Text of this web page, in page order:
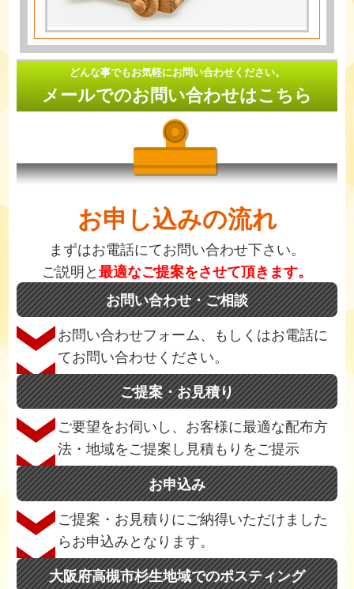
どんな事でもお気軽にお問い合わせください。
メールでのお問い合わせはこちら
お申し込みの流れ
まずはお電話にてお問い合わせ下さい。
ご説明と最適なご提案をさせて頂きます。
お問い合わせ・ご相談
お問い合わせフォーム、もしくはお電話に
てお問い合わせください。
ご提案・お見積り
ご要望をお伺いし、お客様に最適な配布方
法・地域をご提案し見積もりをご提示
お申込み
ご提案・お見積りにご納得いただけました
らお申込みとなります。
大阪府高槻市杉生地域でのポスティング